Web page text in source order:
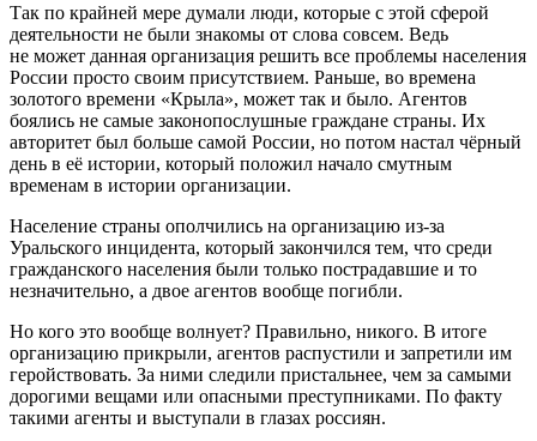
Так по крайней мере думали люди, которые с этой сферой
деятельности не были знакомы от слова совсем. Ведь
не может данная организация решить все проблемы населения
России просто своим присутствием. Раньше, во времена
золотого времени «Крыла», может так и было. Агентов
боялись не самые законопослушные граждане страны. Их
авторитет был больше самой России, но потом настал чёрный
день в её истории, который положил начало смутным
временам в истории организации.
Население страны ополчились на организацию из-за
Уральского инцидента, который закончился тем, что среди
гражданского населения были только пострадавшие и то
незначительно, а двое агентов вообще погибли.
Но кого это вообще волнует? Правильно, никого. В итоге
организацию прикрыли, агентов распустили и запретили им
геройствовать. За ними следили пристальнее, чем за самыми
дорогими вещами или опасными преступниками. По факту
такими агенты и выступали в глазах россиян.